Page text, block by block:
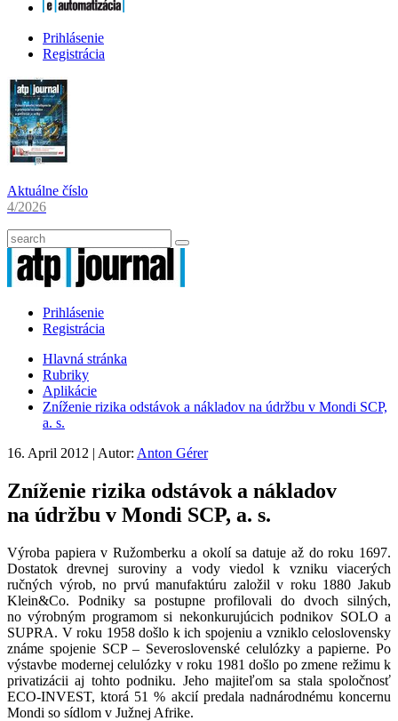
Prihlásenie
Registrácia
Aktuálne číslo
4/2026
Prihlásenie
Registrácia
Hlavná stránka
Rubriky
Aplikácie
Zníženie rizika odstávok a nákladov na údržbu v Mondi SCP,
a. s.
16. April 2012 | Autor: Anton Gérer
Zníženie rizika odstávok a nákladov
na údržbu v Mondi SCP, a. s.
Výroba papiera v Ružomberku a okolí sa datuje až do roku 1697.
Dostatok drevnej suroviny a vody viedol k vzniku viacerých
ručných výrob, no prvú manufaktúru založil v roku 1880 Jakub
Klein&Co. Podniky sa postupne profilovali do dvoch silných,
no výrobným programom si nekonkurujúcich podnikov SOLO a
SUPRA. V roku 1958 došlo k ich spojeniu a vzniklo celoslovensky
známe spojenie SCP – Severoslovenské celulózky a papierne. Po
výstavbe modernej celulózky v roku 1981 došlo po zmene režimu k
privatizácii aj tohto podniku. Jeho majiteľom sa stala spoločnosť
ECO-INVEST, ktorá 51 % akcií predala nadnárodnému koncernu
Mondi so sídlom v Južnej Afrike.